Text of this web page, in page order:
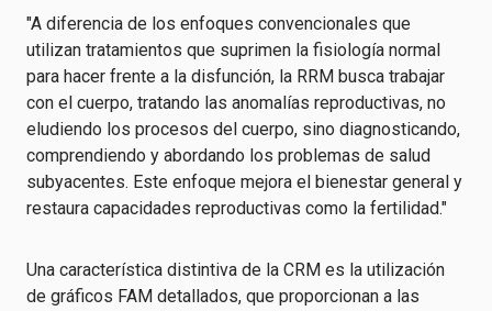
"A diferencia de los enfoques convencionales que
utilizan tratamientos que suprimen la fisiología normal
para hacer frente a la disfunción, la RRM busca trabajar
con el cuerpo, tratando las anomalías reproductivas, no
eludiendo los procesos del cuerpo, sino diagnosticando,
comprendiendo y abordando los problemas de salud
subyacentes. Este enfoque mejora el bienestar general y
restaura capacidades reproductivas como la fertilidad."
Una característica distintiva de la CRM es la utilización
de gráficos FAM detallados, que proporcionan a las